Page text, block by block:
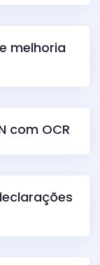
melhoria
com OCR